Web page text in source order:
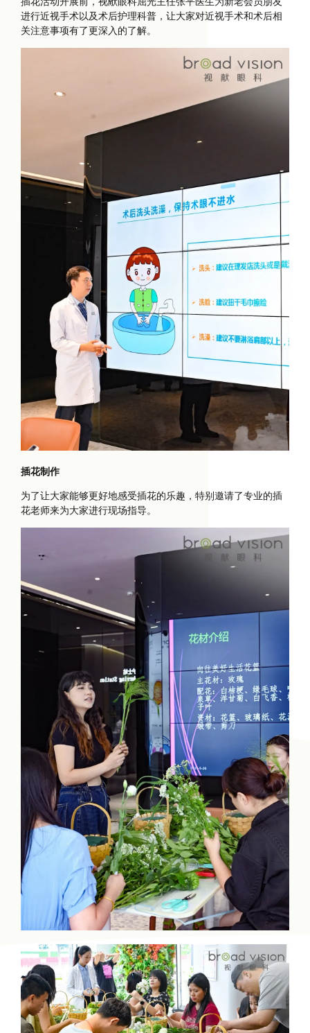
进行近视手术以及术后护理科普，让大家对近视手术和术后相
关注意事项有了更深入的了解。
插花制作
为了让大家能够更好地感受插花的乐趣，特别邀请了专业的插
花老师来为大家进行现场指导。